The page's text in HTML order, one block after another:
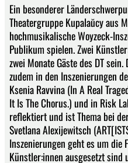
Ein besonderer
Theatergruppe Kupalaŭcy aus
hochmusikalische Woyzeck-
Publikum spielen. Zwei
zwei Monate Gäste des DT
zudem in den Inszenierungen
Ksenia Ravvina (In A Real
It Is The Chorus.) und in Risk
reflektiert und ist Thema bei
Svetlana Alexijewitsch
Inszenierungen geht es um die
Künstler:innen ausgesetzt